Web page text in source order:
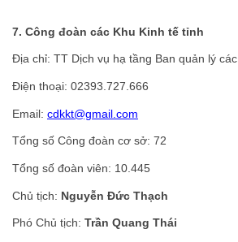
7. Công đoàn các Khu Kinh tế tỉnh
Địa chỉ: TT Dịch vụ hạ tầng Ban quản lý
Điện thoại: 02393.727.666
Email: cdkkt@gmail.com
Tổng số Công đoàn cơ sở: 72
Tổng số đoàn viên: 10.445
Chủ tịch: Nguyễn Đức Thạch
Phó Chủ tịch: Trần Quang Thái